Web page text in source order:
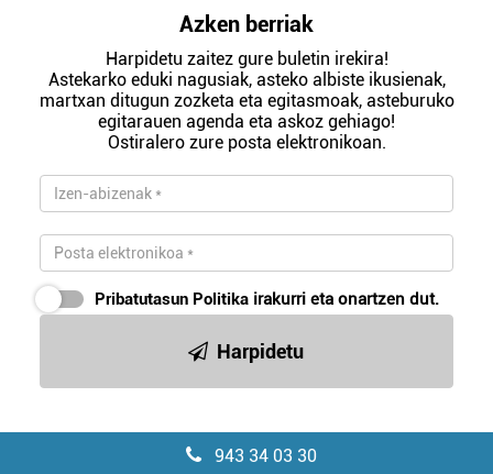
Azken berriak
Harpidetu zaitez gure buletin irekira!
Astekarko eduki nagusiak, asteko albiste ikusienak,
martxan ditugun zozketa eta egitasmoak, asteburuko
egitarauen agenda eta askoz gehiago!
Ostiralero zure posta elektronikoan.
Pribatutasun Politika irakurri eta onartzen dut.
Harpidetu
943 34 03 30